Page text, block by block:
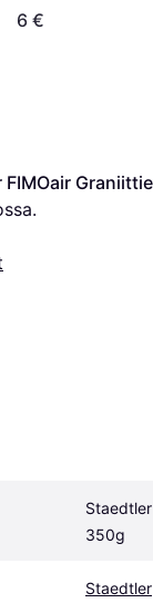
6 €
FIMOair
350g
Staedtler